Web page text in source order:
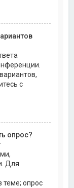
с
опрос?
Для
теме; опрос